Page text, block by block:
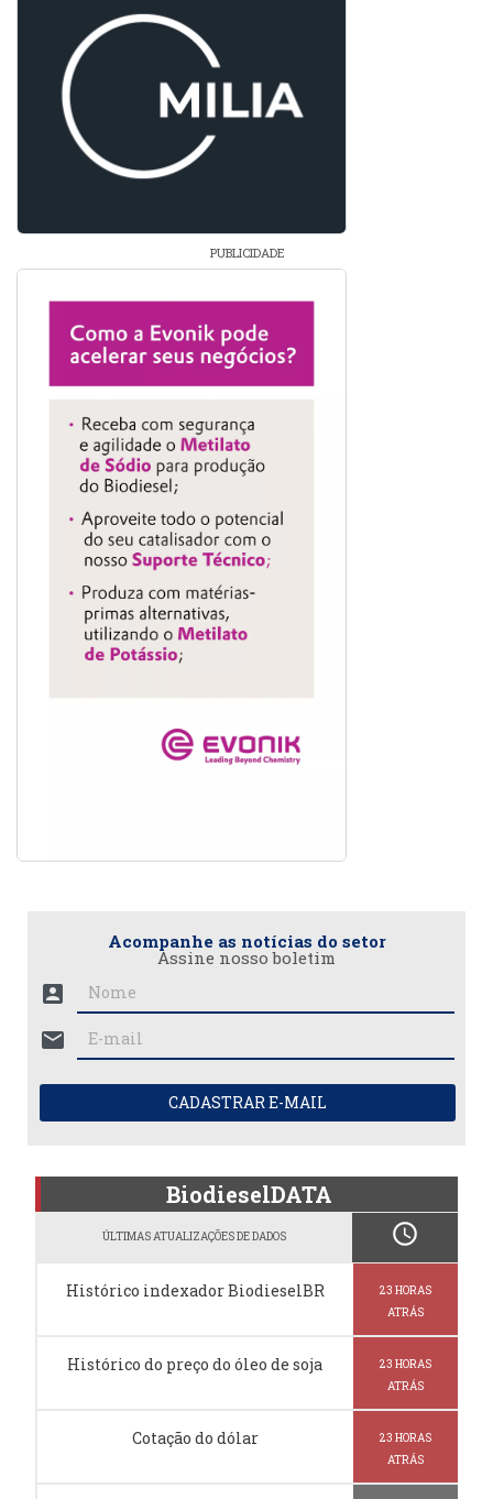
PUBLICIDADE
Acompanhe as notícias do setor
Assine nosso boletim
account_box
mail
CADASTRAR E-MAIL
BiodieselDATA
ÚLTIMAS ATUALIZAÇÕES DE DADOS schedule
Histórico indexador BiodieselBR
23 HORAS
ATRÁS
Histórico do preço do óleo de soja
23 HORAS
ATRÁS
Cotação do dólar
23 HORAS
ATRÁS